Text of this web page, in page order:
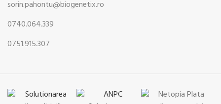
sorin.pahontu@biogenetix.ro
0740.064.339
0751.915.307